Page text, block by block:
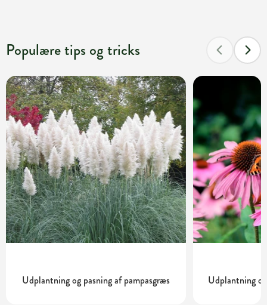
Populære tips og tricks
Udplantning og pasning af pampasgræs Udplantning